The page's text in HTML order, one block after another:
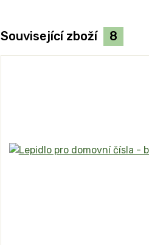
Související zboží 8